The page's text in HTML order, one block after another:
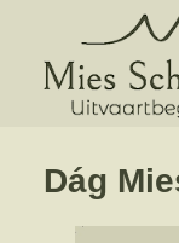
Dág